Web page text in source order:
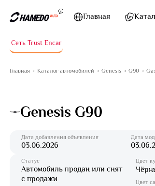
Главная
Сеть Trust Encar
Главная Каталог автомобилей Genesis G90
Genesis G90
Дата добавления объявления
03.06.2026
Дата
Статус
Автомобиль продан или снят
с продажи
Цвет
Цвет